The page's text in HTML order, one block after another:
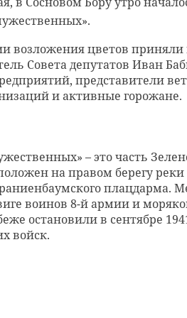
возложения цветов приняли
Совета депутатов Иван
представители
и активные горожане.
– это часть
на правом берегу
плацдарма.
воинов 8-й армии и
остановили в сентябре
войск.
На Дворцовой площади в 10
Екатеринбурге, Самаре,
объявлено об отмене
Смольного, причина -
в 12:00 в Петропавловской
стартует проезд
шествие Бессмертного полка.
смотра и строя песни.
из образовательных
и 2 гимназии.
военного
в Тихвине планируется
акция «Бессмертный